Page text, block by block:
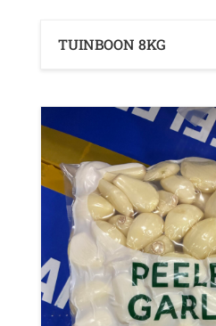
TUINBOON 8KG